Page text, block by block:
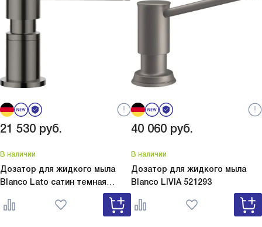
21 530 руб.
В наличии
Дозатор для жидкого мыла
Blanco Lato сатин темная
Lato сатин темная сталь
527743
40 060 руб.
В наличии
Дозатор для жидкого мыла
Blanco LIVIA 521293